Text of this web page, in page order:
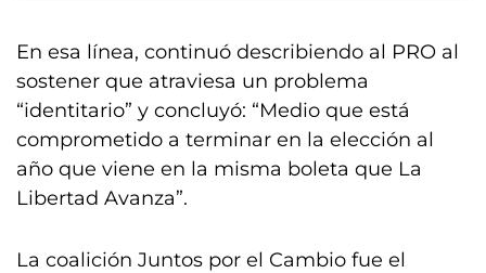
En esa línea, continuó describiendo al PRO al
sostener que atraviesa un problema
“identitario” y concluyó: “Medio que está
comprometido a terminar en la elección al
año que viene en la misma boleta que La
Libertad Avanza”.
La coalición Juntos por el Cambio fue el